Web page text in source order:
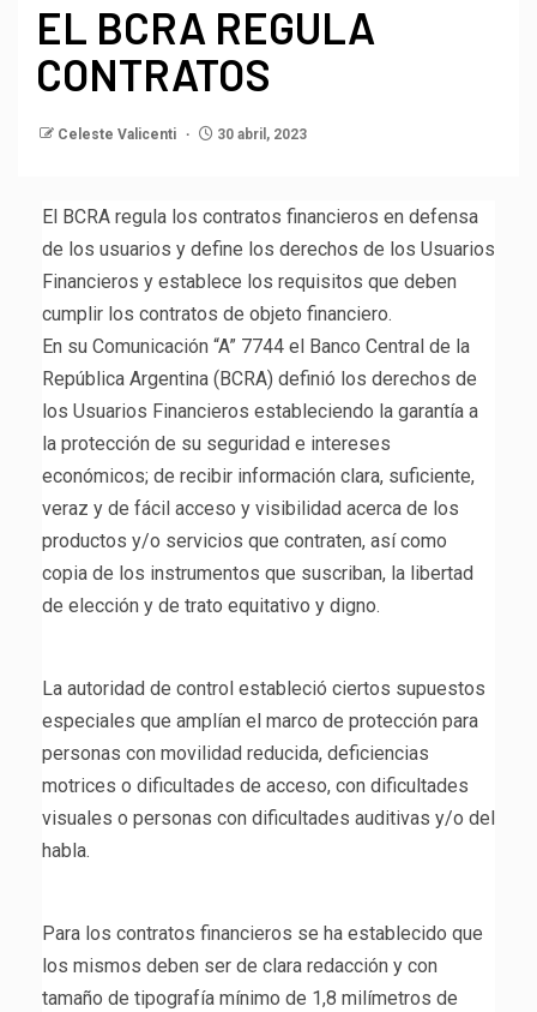
EL BCRA REGULA
CONTRATOS
Celeste Valicenti 30 abril, 2023
El BCRA regula los contratos financieros en defensa
de los usuarios y define los derechos de los Usuarios
Financieros y establece los requisitos que deben
cumplir los contratos de objeto financiero.
En su Comunicación “A” 7744 el Banco Central de la
República Argentina (BCRA) definió los derechos de
los Usuarios Financieros estableciendo la garantía a
la protección de su seguridad e intereses
económicos; de recibir información clara, suficiente,
veraz y de fácil acceso y visibilidad acerca de los
productos y/o servicios que contraten, así como
copia de los instrumentos que suscriban, la libertad
de elección y de trato equitativo y digno.
La autoridad de control estableció ciertos supuestos
especiales que amplían el marco de protección para
personas con movilidad reducida, deficiencias
motrices o dificultades de acceso, con dificultades
visuales o personas con dificultades auditivas y/o del
habla.
Para los contratos financieros se ha establecido que
los mismos deben ser de clara redacción y con
tamaño de tipografía mínimo de 1,8 milímetros de